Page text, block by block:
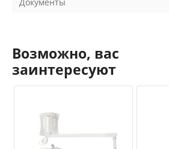
Возможно, вас
заинтересуют